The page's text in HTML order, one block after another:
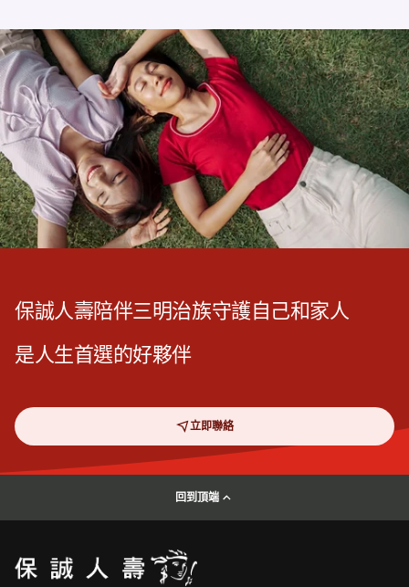
保誠人壽陪伴三明治族守護自己和家人
是人生首選的好夥伴
立即聯絡
回到頂端